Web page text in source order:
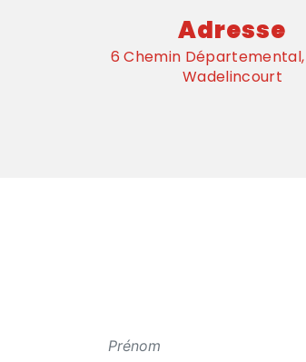
Adresse
6 Chemin
Wadelincourt